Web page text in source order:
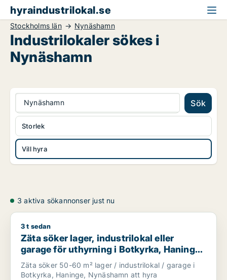
hyraindustrilokal.se
Stockholms län Nynäshamn
Industrilokaler sökes i
Nynäshamn
Nynäshamn Sök
Vill hyra
Storlek
3 aktiva sökannonser just nu
Zäta söker lager, industrilokal eller garage för uthyrning i
3 t sedan
Zäta söker lager, industrilokal eller
garage för uthyrning i Botkyrka, Haninge
eller Nynäshamn
Zäta söker 50-60 m² lager / industrilokal / garage i
Botkyrka, Haninge, Nynäshamn att hyra